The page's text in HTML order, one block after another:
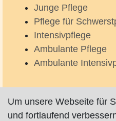
Junge Pflege
Pflege für
Intensivpflege
Ambulante Pflege
Ambulante
Karriere:
Jobs
Um unsere Webseite für
und fortlaufend